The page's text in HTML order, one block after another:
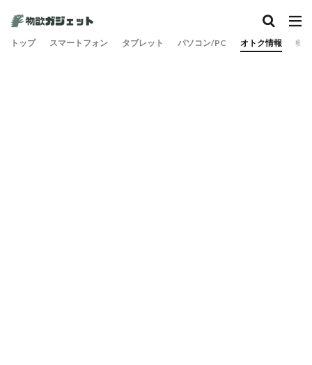
トップ スマートフォン タブレット パソコン/PC オトク情報 旅